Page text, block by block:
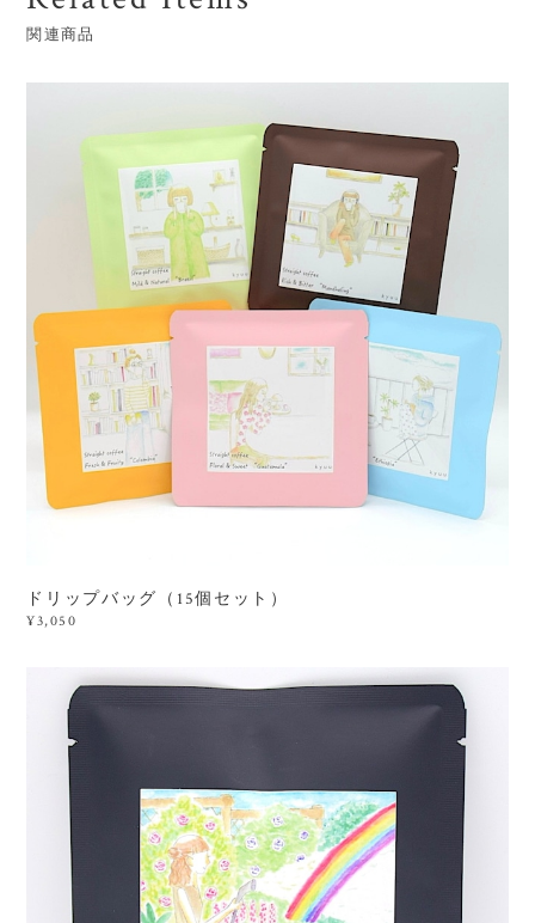
関連商品
ドリップバッグ（15個セット）
¥3,050